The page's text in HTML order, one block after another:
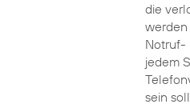
die
werden
Notruf-
jedem
sein